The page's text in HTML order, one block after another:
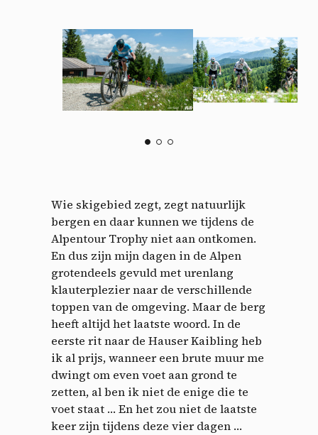
Wie skigebied zegt, zegt natuurlijk
bergen en daar kunnen we tijdens de
Alpentour Trophy niet aan ontkomen.
En dus zijn mijn dagen in de Alpen
grotendeels gevuld met urenlang
klauterplezier naar de verschillende
toppen van de omgeving. Maar de berg
heeft altijd het laatste woord. In de
eerste rit naar de Hauser Kaibling heb
ik al prijs, wanneer een brute muur me
dwingt om even voet aan grond te
zetten, al ben ik niet de enige die te
voet staat … En het zou niet de laatste
keer zijn tijdens deze vier dagen …